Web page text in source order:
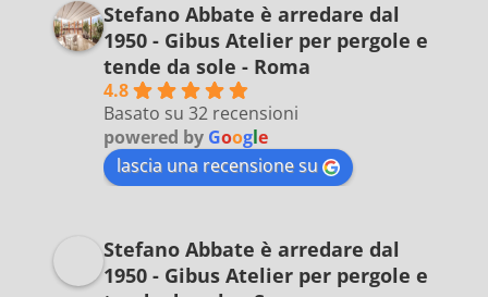
Stefano Abbate è arredare dal
1950 - Gibus Atelier per pergole e
tende da sole - Roma
4.8
Basato su 32 recensioni
powered by Google
lascia una recensione su
Stefano Abbate è arredare dal
1950 - Gibus Atelier per pergole e